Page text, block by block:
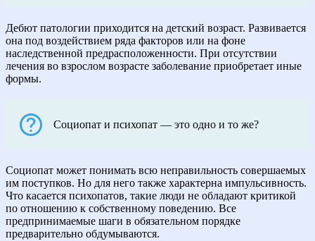
Дебют патологии приходится на детский возраст. Развивается
она под воздействием ряда факторов или на фоне
наследственной предрасположенности. При отсутствии
лечения во взрослом возрасте заболевание приобретает иные
формы.
Социопат и психопат — это одно и то же?
Социопат может понимать всю неправильность совершаемых
им поступков. Но для него также характерна импульсивность.
Что касается психопатов, такие люди не обладают критикой
по отношению к собственному поведению. Все
предпринимаемые шаги в обязательном порядке
предварительно обдумываются.